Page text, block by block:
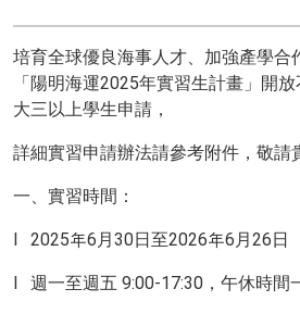
培育全球優良海事人才、加強產學合
「陽明海運2025年實習生計畫」開
大三以上學生申請，
詳細實習申請辦法請參考附件，敬請
一、實習時間：
l 2025年6月30日至2026年6月26日
l 週一至週五 9:00-17:30，午休時間